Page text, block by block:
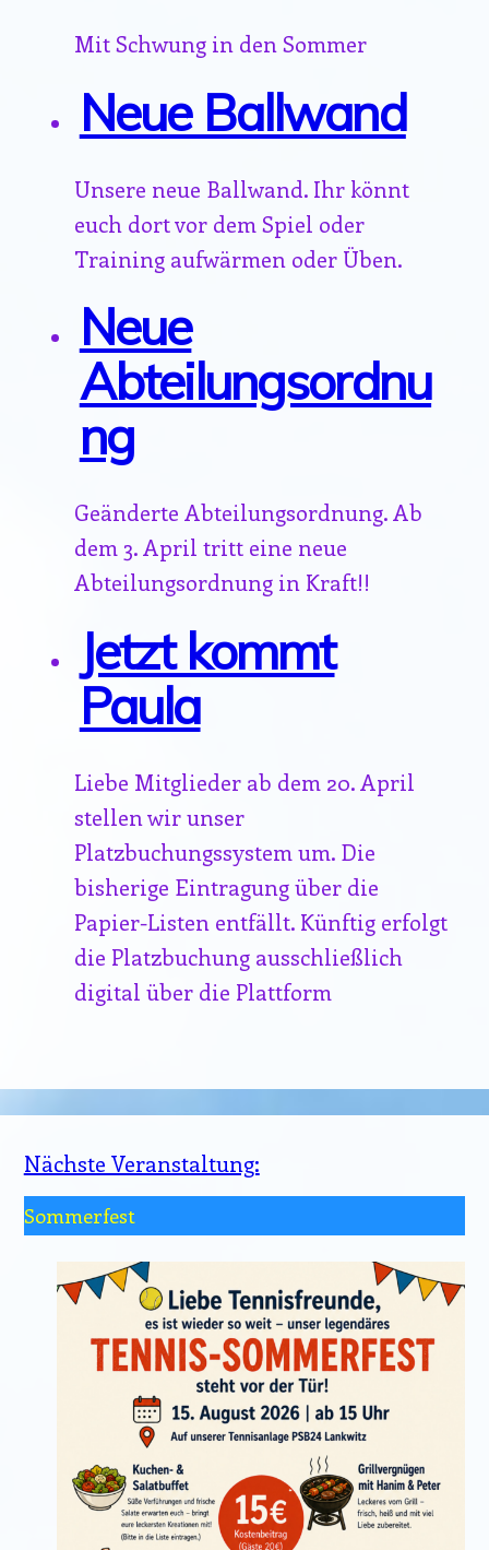
Mit Schwung in den Sommer
Neue Ballwand
Unsere neue Ballwand. Ihr könnt
euch dort vor dem Spiel oder
Training aufwärmen oder Üben.
Neue
Abteilungsordnu
ng
Geänderte Abteilungsordnung. Ab
dem 3. April tritt eine neue
Abteilungsordnung in Kraft!!
Jetzt kommt
Paula
Liebe Mitglieder ab dem 20. April
stellen wir unser
Platzbuchungssystem um. Die
bisherige Eintragung über die
Papier-Listen entfällt. Künftig erfolgt
die Platzbuchung ausschließlich
digital über die Plattform
Nächste Veranstaltung:
Sommerfest